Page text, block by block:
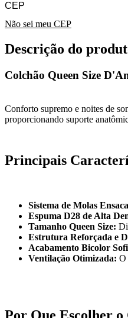
Não sei meu CEP
Descrição do
Colchão Queen Size
Conforto supremo e noites de
proporcionando suporte
Principais
Sistema de Molas
Espuma D28 de Alta
Tamanho Queen Size:
Estrutura Reforçada e
Acabamento Bicolor
Ventilação Otimizada: O
Por Que Escolher